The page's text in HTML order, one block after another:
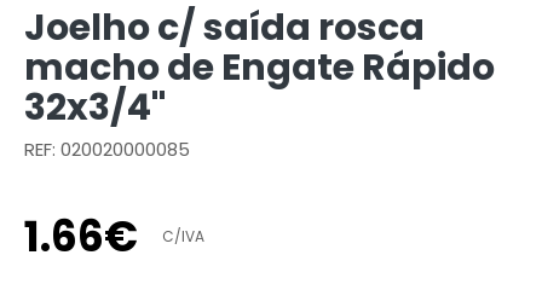
Joelho c/ saída rosca
macho de Engate Rápido
32x3/4"
REF: 020020000085
1.66€ C/IVA